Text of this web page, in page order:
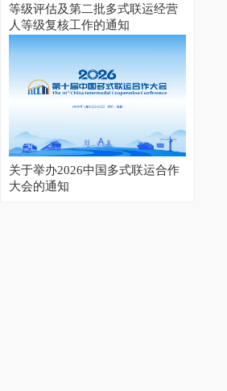
等级评估及第二批多式联运经营
人等级复核工作的通知
关于举办2026中国多式联运合作
大会的通知